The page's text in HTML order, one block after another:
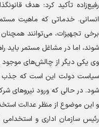
رفیع‌زاده تأکید کرد: هدف
انسانی. خدماتی که ماهیت مستمر
برخی تجهیزات، می‌توانند
شوند، اما در مشاغل مستمر باید
وی یکی دیگر از چالش‌های
سیاست دولت این است که جذب
شود. در حالی که ورود نیرو‌های
و این موضوع از منظر عدالت
رئیس سازمان اداری و استخدامی